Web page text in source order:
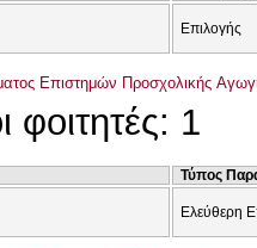
Επιλογής
Επιστημών Προσχολικής
φοιτητές: 1
Τύπος
Ελεύθερη